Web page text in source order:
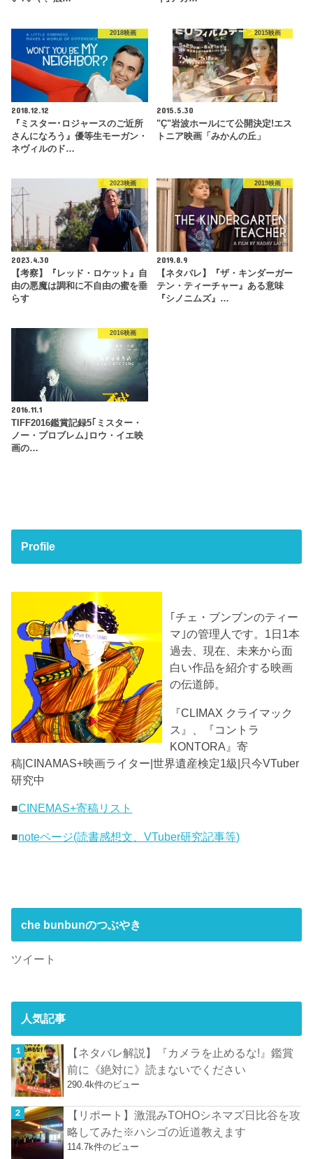
2018映画
2018.12.12
『ミスター･ロジャースのご近所
さんになろう』優等生モーガン・
ネヴィルのド…
2015映画
2015.5.30
"Ç"岩波ホールにて公開決定!エス
トニア映画「みかんの丘」
2023映画
2023.4.30
【考察】『レッド・ロケット』自
由の悪魔は調和に不自由の蜜を垂
らす
2019映画
2019.8.9
【ネタバレ】『ザ・キンダーガー
テン・ティーチャー』ある意味
『シノニムズ』…
2016映画
2016.11.1
TIFF2016鑑賞記録5｢ミスター・
ノー・プロブレム｣ロウ・イエ映
画の…
Profile
｢チェ・ブンブンのティー
マ｣の管理人です。1日1本
過去、現在、未来から面
白い作品を紹介する映画
の伝道師。
『CLIMAX クライマック
ス』、『コントラ
KONTORA』寄
稿|CINAMAS+映画ライター|世界遺産検定1級|只今VTuber
研究中
■CINEMAS+寄稿リスト
■noteページ(読書感想文、VTuber研究記事等)
che bunbunのつぶやき
ツイート
人気記事
【ネタバレ解説】『カメラを止めるな!』鑑賞
前に《絶対に》読まないでください
290.4k件のビュー
【リポート】激混みTOHOシネマズ日比谷を攻
略してみた※ハシゴの近道教えます
114.7k件のビュー